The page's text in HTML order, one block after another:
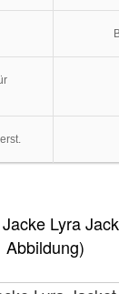
Lyra
Abbildung)